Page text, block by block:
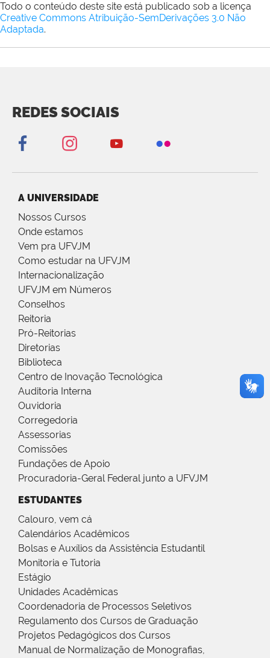
Todo o conteúdo deste site está publicado sob a licença
Creative Commons Atribuição-SemDerivações 3.0 Não
Adaptada.
REDES SOCIAIS
A UNIVERSIDADE
Nossos Cursos
Onde estamos
Vem pra UFVJM
Como estudar na UFVJM
Internacionalização
UFVJM em Números
Conselhos
Reitoria
Pró-Reitorias
Diretorias
Biblioteca
Centro de Inovação Tecnológica
Auditoria Interna
Ouvidoria
Corregedoria
Assessorias
Comissões
Fundações de Apoio
Procuradoria-Geral Federal junto a UFVJM
ESTUDANTES
Calouro, vem cá
Calendários Acadêmicos
Bolsas e Auxílios da Assistência Estudantil
Monitoria e Tutoria
Estágio
Unidades Acadêmicas
Coordenadoria de Processos Seletivos
Regulamento dos Cursos de Graduação
Projetos Pedagógicos dos Cursos
Manual de Normalização de Monografias,